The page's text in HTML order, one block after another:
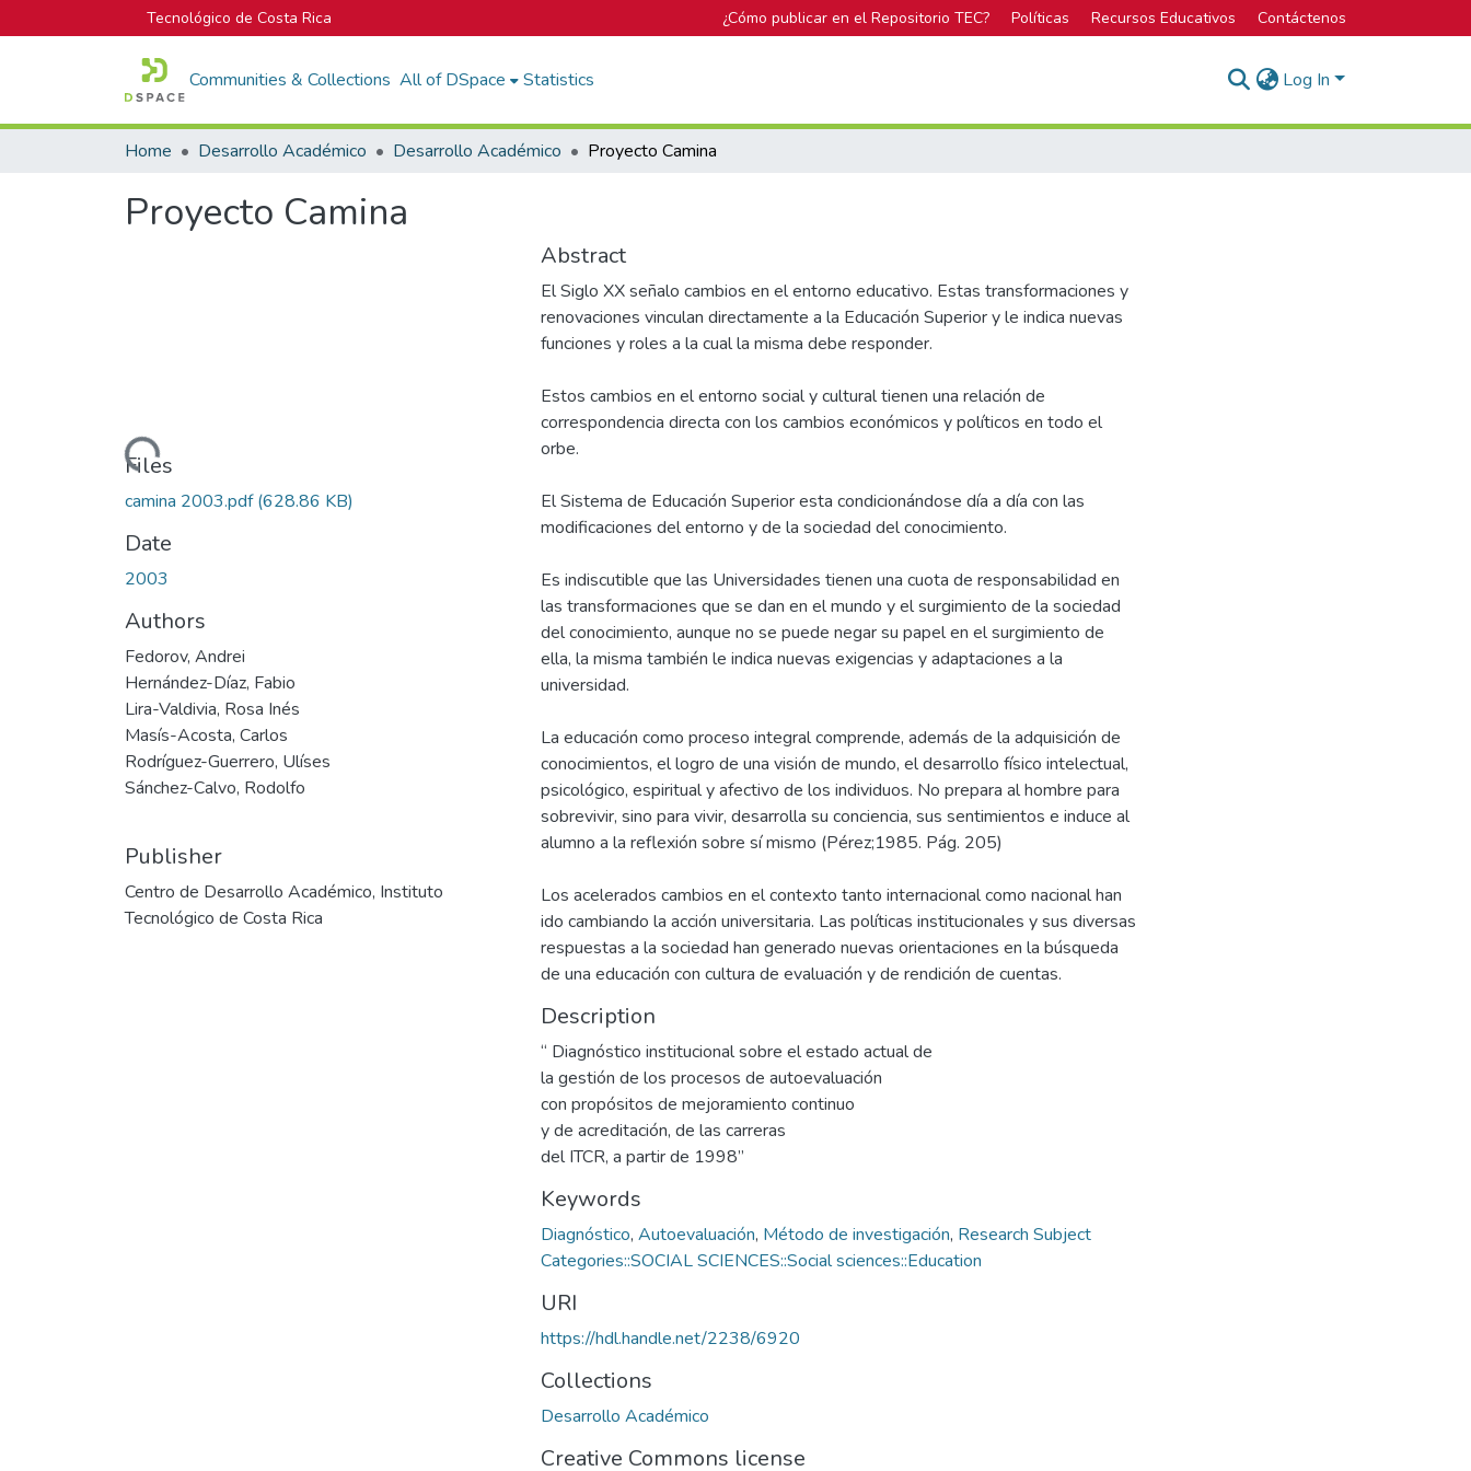
Tecnológico de Costa Rica ¿Cómo publicar en el Repositorio TEC? Políticas Recursos Educativos Contáctenos
Communities & Collections All of DSpace Statistics Log In
Home Desarrollo Académico Desarrollo Académico Proyecto Camina
Proyecto Camina
Loading...
Files
camina 2003.pdf(628.86 KB)
Date
2003
Authors
Fedorov, Andrei
Hernández-Díaz, Fabio
Lira-Valdivia, Rosa Inés
Masís-Acosta, Carlos
Rodríguez-Guerrero, Ulíses
Sánchez-Calvo, Rodolfo
Publisher
Centro de Desarrollo Académico, Instituto
Tecnológico de Costa Rica
Abstract
El Siglo XX señalo cambios en el entorno educativo. Estas transformaciones y
renovaciones vinculan directamente a la Educación Superior y le indica nuevas
funciones y roles a la cual la misma debe responder.
Estos cambios en el entorno social y cultural tienen una relación de
correspondencia directa con los cambios económicos y políticos en todo el
orbe.
El Sistema de Educación Superior esta condicionándose día a día con las
modificaciones del entorno y de la sociedad del conocimiento.
Es indiscutible que las Universidades tienen una cuota de responsabilidad en
las transformaciones que se dan en el mundo y el surgimiento de la sociedad
del conocimiento, aunque no se puede negar su papel en el surgimiento de
ella, la misma también le indica nuevas exigencias y adaptaciones a la
universidad.
La educación como proceso integral comprende, además de la adquisición de
conocimientos, el logro de una visión de mundo, el desarrollo físico intelectual,
psicológico, espiritual y afectivo de los individuos. No prepara al hombre para
sobrevivir, sino para vivir, desarrolla su conciencia, sus sentimientos e induce al
alumno a la reflexión sobre sí mismo (Pérez;1985. Pág. 205)
Los acelerados cambios en el contexto tanto internacional como nacional han
ido cambiando la acción universitaria. Las políticas institucionales y sus diversas
respuestas a la sociedad han generado nuevas orientaciones en la búsqueda
de una educación con cultura de evaluación y de rendición de cuentas.
Description
“ Diagnóstico institucional sobre el estado actual de
la gestión de los procesos de autoevaluación
con propósitos de mejoramiento continuo
y de acreditación, de las carreras
del ITCR, a partir de 1998”
Keywords
Diagnóstico, Autoevaluación, Método de investigación, Research Subject
Categories::SOCIAL SCIENCES::Social sciences::Education
URI
https://hdl.handle.net/2238/6920
Collections
Desarrollo Académico
Creative Commons license